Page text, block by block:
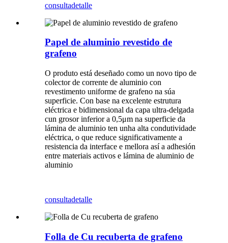
consultadetalle
Papel de aluminio revestido de
grafeno
O produto está deseñado como un novo tipo de
colector de corrente de aluminio con
revestimento uniforme de grafeno na súa
superficie. Con base na excelente estrutura
eléctrica e bidimensional da capa ultra-delgada
cun grosor inferior a 0,5μm na superficie da
lámina de aluminio ten unha alta condutividade
eléctrica, o que reduce significativamente a
resistencia da interface e mellora así a adhesión
entre materiais activos e lámina de aluminio de
aluminio
consultadetalle
Folla de Cu recuberta de grafeno